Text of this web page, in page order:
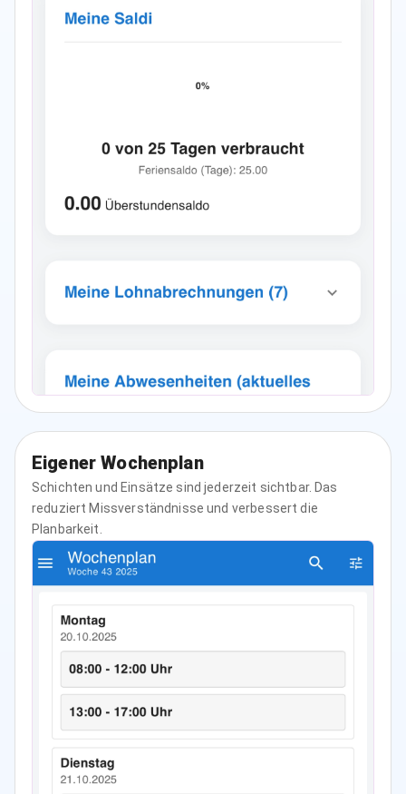
Eigener Wochenplan
Schichten und Einsätze sind jederzeit sichtbar. Das
reduziert Missverständnisse und verbessert die
Planbarkeit.